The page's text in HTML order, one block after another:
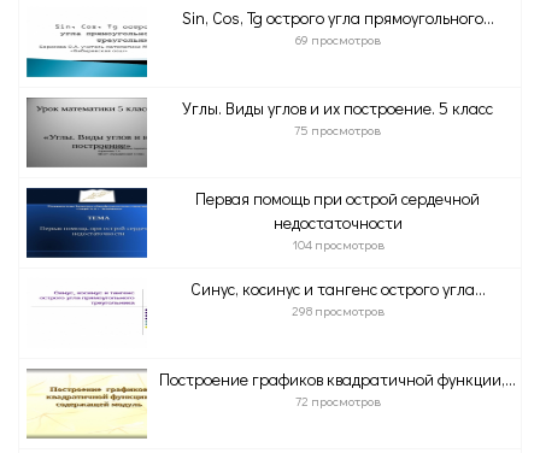
Sin, Cos, Tg острого угла прямоугольного...
69 просмотров
Углы. Виды углов и их построение. 5 класс
75 просмотров
Первая помощь при острой сердечной
недостаточности
104 просмотров
Синус, косинус и тангенс острого угла...
298 просмотров
Построение графиков квадратичной функции,...
72 просмотров